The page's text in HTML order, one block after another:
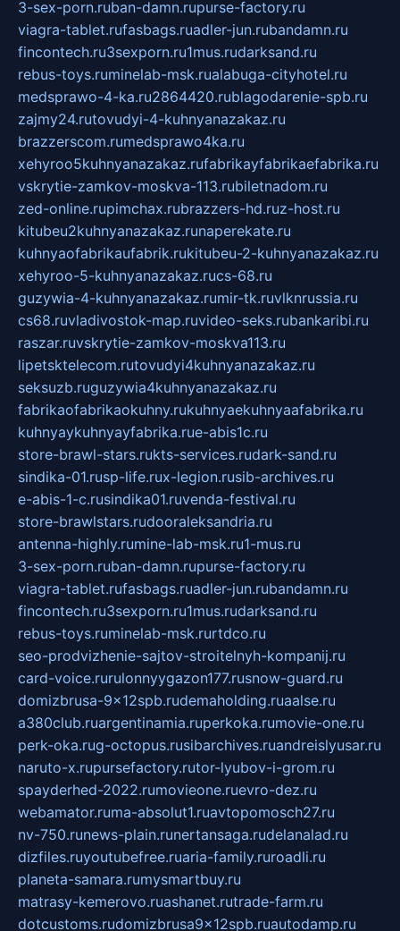
3-sex-porn.ruban-damn.rupurse-factory.ru
viagra-tablet.rufasbags.ruadler-jun.rubandamn.ru
fincontech.ru3sexporn.ru1mus.rudarksand.ru
rebus-toys.ruminelab-msk.rualabuga-cityhotel.ru
medsprawo-4-ka.ru2864420.rublagodarenie-spb.ru
zajmy24.rutovudyi-4-kuhnyanazakaz.ru
brazzerscom.rumedsprawo4ka.ru
xehyroo5kuhnyanazakaz.rufabrikayfabrikaefabrika.ru
vskrytie-zamkov-moskva-113.rubiletnadom.ru
zed-online.rupimchax.rubrazzers-hd.ruz-host.ru
kitubeu2kuhnyanazakaz.runaperekate.ru
kuhnyaofabrikaufabrik.rukitubeu-2-kuhnyanazakaz.ru
xehyroo-5-kuhnyanazakaz.rucs-68.ru
guzywia-4-kuhnyanazakaz.rumir-tk.ruvlknrussia.ru
cs68.ruvladivostok-map.ruvideo-seks.rubankaribi.ru
raszar.ruvskrytie-zamkov-moskva113.ru
lipetsktelecom.rutovudyi4kuhnyanazakaz.ru
seksuzb.ruguzywia4kuhnyanazakaz.ru
fabrikaofabrikaokuhny.rukuhnyaekuhnyaafabrika.ru
kuhnyaykuhnyayfabrika.rue-abis1c.ru
store-brawl-stars.rukts-services.rudark-sand.ru
sindika-01.rusp-life.rux-legion.rusib-archives.ru
e-abis-1-c.rusindika01.ruvenda-festival.ru
store-brawlstars.rudooraleksandria.ru
antenna-highly.rumine-lab-msk.ru1-mus.ru
3-sex-porn.ruban-damn.rupurse-factory.ru
viagra-tablet.rufasbags.ruadler-jun.rubandamn.ru
fincontech.ru3sexporn.ru1mus.rudarksand.ru
rebus-toys.ruminelab-msk.rurtdco.ru
seo-prodvizhenie-sajtov-stroitelnyh-kompanij.ru
card-voice.rurulonnyygazon177.rusnow-guard.ru
domizbrusa-9x12spb.rudemaholding.ruaalse.ru
a380club.ruargentinamia.ruperkoka.rumovie-one.ru
perk-oka.rug-octopus.rusibarchives.ruandreislyusar.ru
naruto-x.rupursefactory.rutor-lyubov-i-grom.ru
spayderhed-2022.rumovieone.ruevro-dez.ru
webamator.ruma-absolut1.ruavtopomosch27.ru
nv-750.runews-plain.runertansaga.rudelanalad.ru
dizfiles.ruyoutubefree.ruaria-family.ruroadli.ru
planeta-samara.rumysmartbuy.ru
matrasy-kemerovo.ruashanet.rutrade-farm.ru
dotcustoms.rudomizbrusa9x12spb.ruautodamp.ru